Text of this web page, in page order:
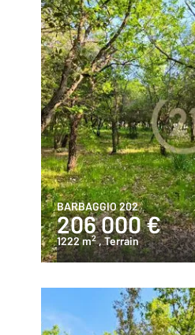
BARBAGGIO 202
206 000 €
1222 m2 , Terrain